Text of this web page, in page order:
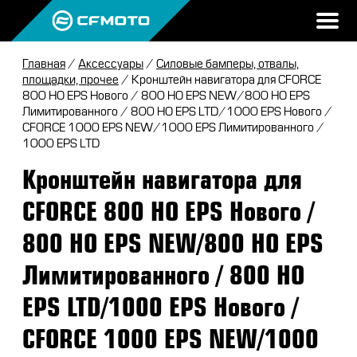
ПРОДУКЦИЯ
КВАДРОЦИКЛЫ
ЭКИПИРОВКА
АКСЕССУАРЫ
ЗАПЧАСТИ
CFMOTO РЕКОМЕНДУЕТ
МИР CFMOTO
ГАЛЕРЕЯ
НАШИ ПОБЕДЫ
ПУТЕШЕСТВИЯ
CFMOTO Х СИМАЧЁВ
ВОПРОС-ОТВЕТ
ТЕСТ-ДРАЙВ
ТЕСТ-ДРАЙВ CFMOTO
CFMOTO TRAVEL
CFMOTO ЭКСПЕРТ
МОТОЦИКЛЫ
ВХОД
Главная / Аксессуары / Силовые бамперы, отвалы,
площадки, прочее / Кронштейн навигатора для CFORCE
800 HO EPS Нового / 800 HO EPS NEW/800 HO EPS
Лимитированного / 800 HO EPS LTD/1000 EPS Нового /
CFORCE 1000 EPS NEW/1000 EPS Лимитированного /
1000 EPS LTD
Кронштейн навигатора для
CFORCE 800 HO EPS Нового /
800 HO EPS NEW/800 HO EPS
Лимитированного / 800 HO
EPS LTD/1000 EPS Нового /
CFORCE 1000 EPS NEW/1000